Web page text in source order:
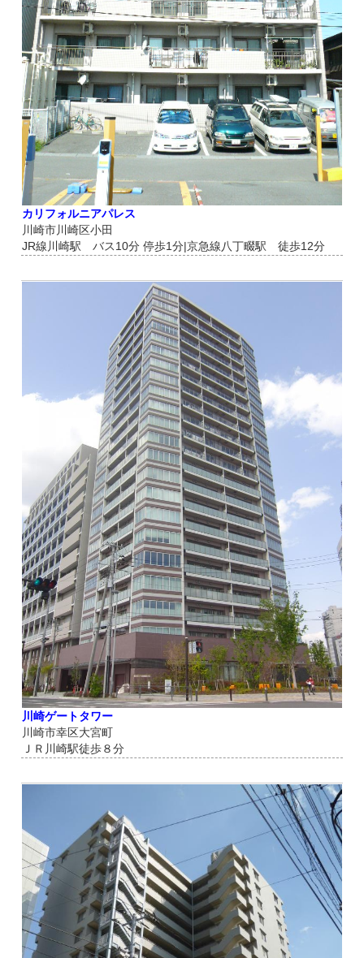
カリフォルニアパレス
川崎市川崎区小田
JR線川崎駅 バス10分 停歩1分|京急線八丁畷駅 徒歩12分
川崎ゲートタワー
川崎市幸区大宮町
ＪＲ川崎駅徒歩８分